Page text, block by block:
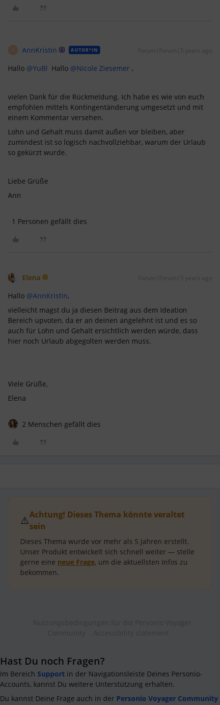
AnnKristin AUTOR*IN Forum|Forum|5 years ago
Hallo @YuBl Hallo @Nicole Ziesemer ,
vielen Dank für die Rückmeldung. Ich habe es wie von euch
empfohlen mittels Kontingentänderung umgesetzt und mit
einem Kommentar versehen.
Lohn und Gehalt muss damit außen vor bleiben, aber
zumindest ist so logisch nachvollziehbar, warum der Urlaub
so gekürzt wurde.
Liebe Grüße
Ann
1 Personen gefällt dies
Elena Forum|Forum|5 years ago
Hallo @AnnKristin,
vielleicht magst du ja diesen Beitrag aus dem Ideation
Bereich upvoten, da er an deinen angelehnt ist und es so
auch für Lohn und Gehalt ersichtlich werden würde, dass
hier noch Urlaub abgegolten werden muss.
Viele Grüße,
Elena
2 Menschen gefällt dies
⚠️Achtung! Dieses Thema könnte veraltet
sein
Dieses Thema wurde vor mehr als 5 Jahren erstellt.
Unser Produkt entwickelt sich schnell weiter — stelle
gerne eine neue Frage, um die aktuellsten Infos zu
bekommen.
Hast Du noch Fragen?
Im Bereich Support in der Navigationsleiste Deines Personio-
Accounts, kannst Du weitere Unterstützung erhalten.
Du kannst Deine Frage auch in der Personio Voyager Community